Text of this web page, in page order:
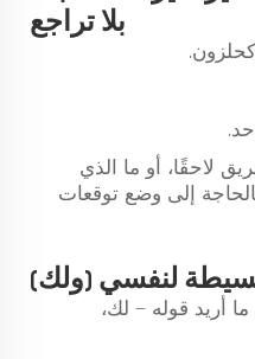
بلا تراجع
لاحقًا، أو ما الذي
أشعر بالحاجة إلى وضع توقعات
لنفسي (ولك)
أريد قوله — لك،